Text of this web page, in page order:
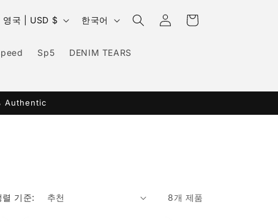
Sp5 DENIM TEARS
국
영국 | USD $
언
한국어
그
트
Authentic
렬 기준: 8개 제품